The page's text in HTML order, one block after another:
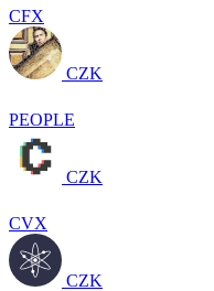
CFX
CZK
PEOPLE
CZK
CVX
CZK